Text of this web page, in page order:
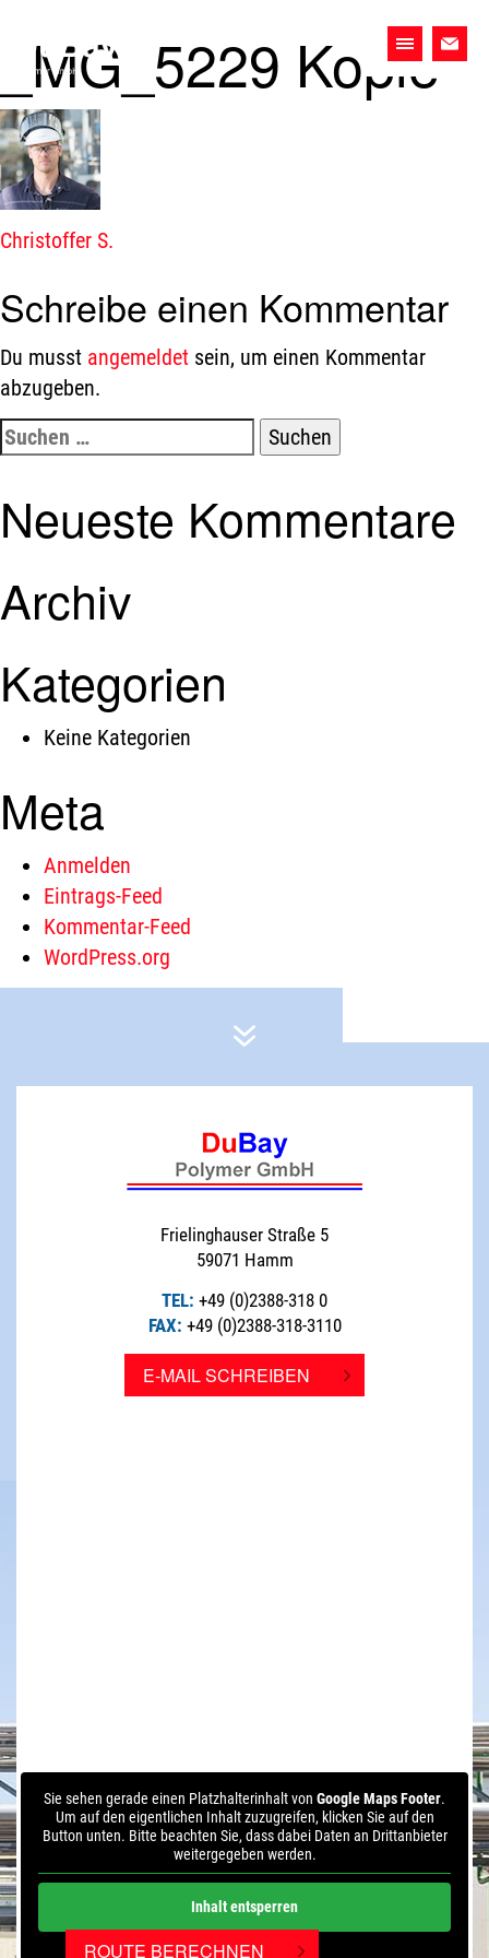
content
Wir.
Das
Team.
Die
Firma.
Primary
Menu
_MG_5229 Kopie
Beitragsnavigation
Christoffer S.
Schreibe einen Kommentar
Du musst angemeldet sein, um einen Kommentar
abzugeben.
Suchen
nach:
Neueste Kommentare
Archiv
Kategorien
Keine Kategorien
Meta
Anmelden
Eintrags-Feed
Kommentar-Feed
WordPress.org
Frielinghauser Straße 5
59071 Hamm
TEL: +49 (0)2388-318 0
FAX: +49 (0)2388-318-3110
E-MAIL SCHREIBEN
Sie sehen gerade einen Platzhalterinhalt von Google Maps Footer.
Um auf den eigentlichen Inhalt zuzugreifen, klicken Sie auf den
Button unten. Bitte beachten Sie, dass dabei Daten an Drittanbieter
weitergegeben werden.
Inhalt entsperren
Weitere Informationen
ROUTE BERECHNEN